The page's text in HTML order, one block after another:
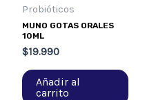
Probióticos
MUNO GOTAS ORALES
10ML
$19.990
Añadir al
carrito